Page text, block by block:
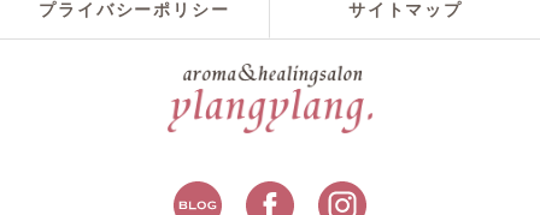
プライバシーポリシー サイトマップ